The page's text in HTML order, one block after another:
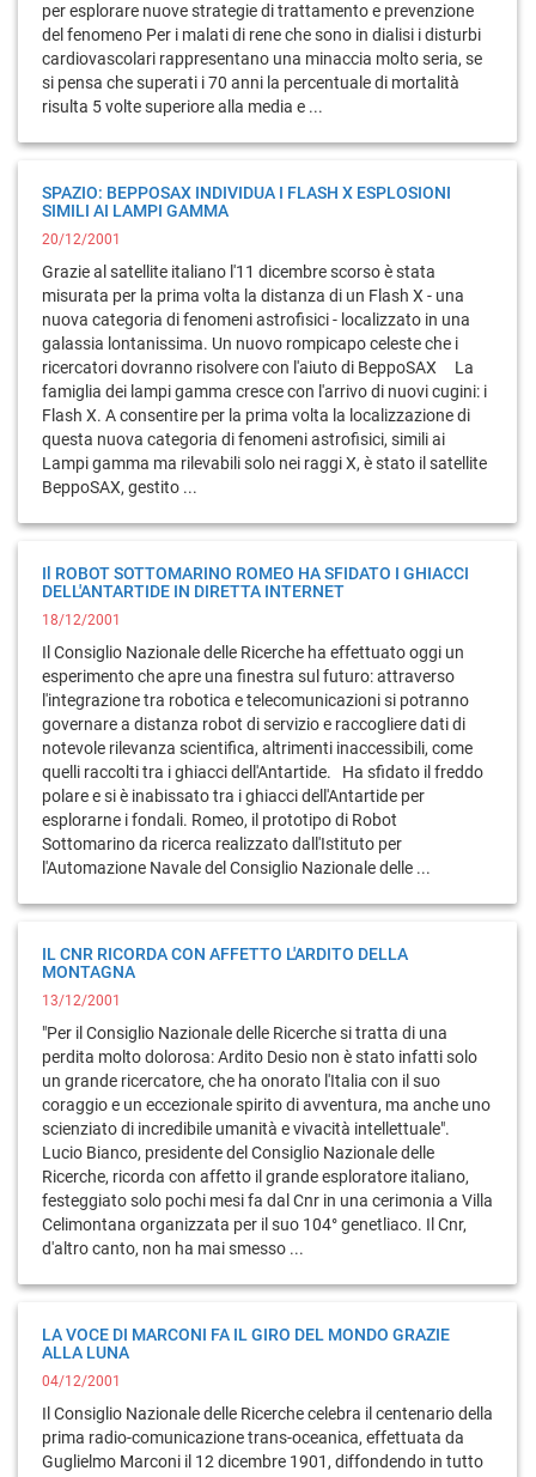
per esplorare nuove strategie di trattamento e prevenzione
del fenomeno Per i malati di rene che sono in dialisi i disturbi
cardiovascolari rappresentano una minaccia molto seria, se
si pensa che superati i 70 anni la percentuale di mortalità
risulta 5 volte superiore alla media e ...
SPAZIO: BEPPOSAX INDIVIDUA I FLASH X ESPLOSIONI
SIMILI AI LAMPI GAMMA
20/12/2001
Grazie al satellite italiano l'11 dicembre scorso è stata
misurata per la prima volta la distanza di un Flash X - una
nuova categoria di fenomeni astrofisici - localizzato in una
galassia lontanissima. Un nuovo rompicapo celeste che i
ricercatori dovranno risolvere con l'aiuto di BeppoSAX La
famiglia dei lampi gamma cresce con l'arrivo di nuovi cugini: i
Flash X. A consentire per la prima volta la localizzazione di
questa nuova categoria di fenomeni astrofisici, simili ai
Lampi gamma ma rilevabili solo nei raggi X, è stato il satellite
BeppoSAX, gestito ...
Il ROBOT SOTTOMARINO ROMEO HA SFIDATO I GHIACCI
DELL'ANTARTIDE IN DIRETTA INTERNET
18/12/2001
Il Consiglio Nazionale delle Ricerche ha effettuato oggi un
esperimento che apre una finestra sul futuro: attraverso
l'integrazione tra robotica e telecomunicazioni si potranno
governare a distanza robot di servizio e raccogliere dati di
notevole rilevanza scientifica, altrimenti inaccessibili, come
quelli raccolti tra i ghiacci dell'Antartide. Ha sfidato il freddo
polare e si è inabissato tra i ghiacci dell'Antartide per
esplorarne i fondali. Romeo, il prototipo di Robot
Sottomarino da ricerca realizzato dall'Istituto per
l'Automazione Navale del Consiglio Nazionale delle ...
IL CNR RICORDA CON AFFETTO L'ARDITO DELLA
MONTAGNA
13/12/2001
"Per il Consiglio Nazionale delle Ricerche si tratta di una
perdita molto dolorosa: Ardito Desio non è stato infatti solo
un grande ricercatore, che ha onorato l'Italia con il suo
coraggio e un eccezionale spirito di avventura, ma anche uno
scienziato di incredibile umanità e vivacità intellettuale".
Lucio Bianco, presidente del Consiglio Nazionale delle
Ricerche, ricorda con affetto il grande esploratore italiano,
festeggiato solo pochi mesi fa dal Cnr in una cerimonia a Villa
Celimontana organizzata per il suo 104° genetliaco. Il Cnr,
d'altro canto, non ha mai smesso ...
LA VOCE DI MARCONI FA IL GIRO DEL MONDO GRAZIE
ALLA LUNA
04/12/2001
Il Consiglio Nazionale delle Ricerche celebra il centenario della
prima radio-comunicazione trans-oceanica, effettuata da
Guglielmo Marconi il 12 dicembre 1901, diffondendo in tutto